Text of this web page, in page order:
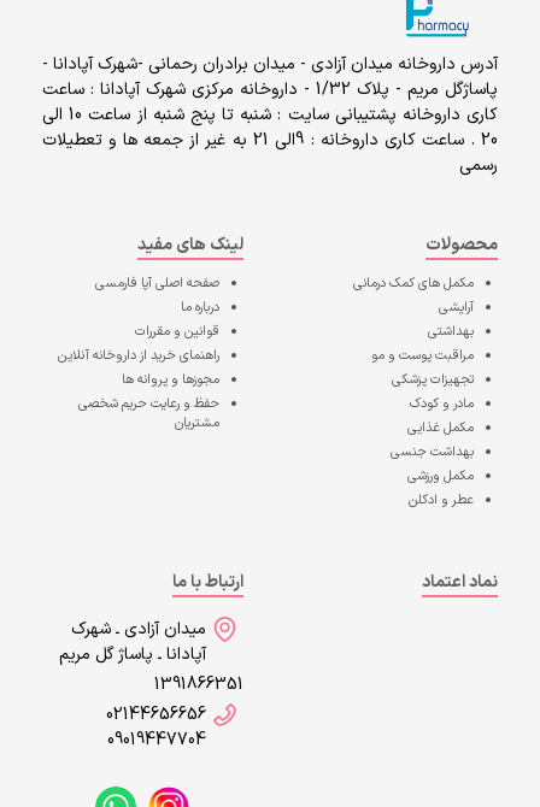
آدرس داروخانه میدان آزادی - میدان برادران رحمانی -شهرک آپادانا -
پاساژگل مریم - پلاک 1/32 - داروخانه مرکزی شهرک آپادانا : ساعت
کاری داروخانه پشتیبانی سایت : شنبه تا پنج شنبه از ساعت 10 الی
20 . ساعت کاری داروخانه : 9الی 21 به غیر از جمعه ها و تعطیلات
رسمی
محصولات
مکمل های کمک درمانی
آرایشی
بهداشتی
مراقبت پوست و مو
تجهیزات پزشکی
مادر و کودک
مکمل غذایی
بهداشت جنسی
مکمل ورزشی
عطر و ادکلن
لینک های مفید
صفحه اصلیآپا فارمسی
درباره ما
قوانین و مقررات
راهنمای خرید از داروخانه آنلاین
مجوزها و پروانه ها
حفظ و رعایت حریم شخصی
مشتریان
نماد اعتماد
ارتباط با ما
میدان آزادی ـ شهرک
آپادانا ـ پاساژ گل مریم
1391866351
02144656656
09019447704